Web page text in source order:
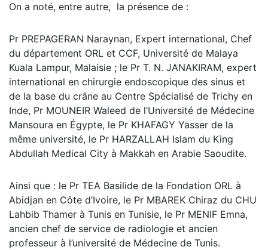
On a noté, entre autre, la présence de :
Pr PREPAGERAN Naraynan, Expert international, Chef
du département ORL et CCF, Université de Malaya
Kuala Lampur, Malaisie ; le Pr T. N. JANAKIRAM, expert
international en chirurgie endoscopique des sinus et
de la base du crâne au Centre Spécialisé de Trichy en
Inde, Pr MOUNEIR Waleed de l’Université de Médecine
Mansoura en Égypte, le Pr KHAFAGY Yasser de la
même université, le Pr HARZALLAH Islam du King
Abdullah Medical City à Makkah en Arabie Saoudite.
Ainsi que : le Pr TEA Basilide de la Fondation ORL à
Abidjan en Côte d’Ivoire, le Pr MBAREK Chiraz du CHU
Lahbib Thamer à Tunis en Tunisie, le Pr MENIF Emna,
ancien chef de service de radiologie et ancien
professeur à l’université de Médecine de Tunis.